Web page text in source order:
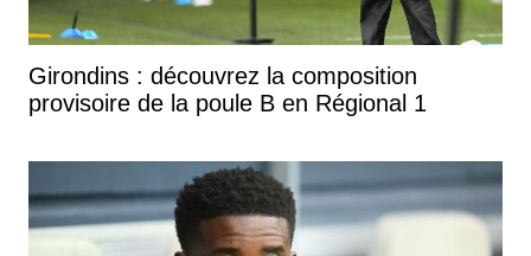
Girondins : découvrez la composition
provisoire de la poule B en Régional 1